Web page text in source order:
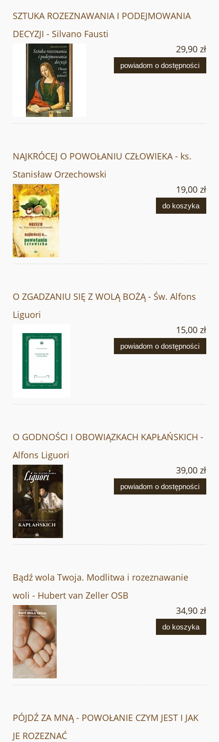
SZTUKA ROZEZNAWANIA I PODEJMOWANIA
DECYZJI - Silvano Fausti
29,90 zł
powiadom o dostępności
NAJKRÓCEJ O POWOŁANIU CZŁOWIEKA - ks.
Stanisław Orzechowski
19,00 zł
do koszyka
O ZGADZANIU SIĘ Z WOLĄ BOŻĄ - Św. Alfons
Liguori
15,00 zł
powiadom o dostępności
O GODNOŚCI I OBOWIĄZKACH KAPŁAŃSKICH -
Alfons Liguori
39,00 zł
powiadom o dostępności
Bądź wola Twoja. Modlitwa i rozeznawanie
woli - Hubert van Zeller OSB
34,90 zł
do koszyka
PÓJDŹ ZA MNĄ - POWOŁANIE CZYM JEST I JAK
JE ROZEZNAĆ